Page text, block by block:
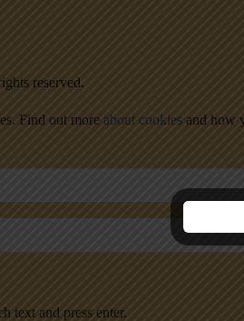
reserved.
Find out more about cookies and how
text and press enter.